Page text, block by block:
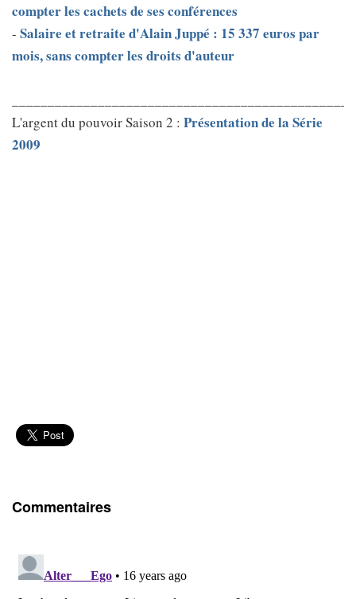
compter les cachets de ses conférences
- Salaire et retraite d'Alain Juppé : 15 337 euros par
mois, sans compter les droits d'auteur
L'argent du pouvoir Saison 2 : Présentation de la Série
2009
Commentaires